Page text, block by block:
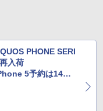
PHONE SERI
入荷
5予約は14日1